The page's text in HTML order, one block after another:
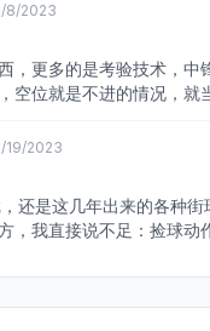
8/2023
，更多的是考验技术，
空位就是不进的情况，
19/2023
还是这几年出来的各种
，我直接说不足：捡球